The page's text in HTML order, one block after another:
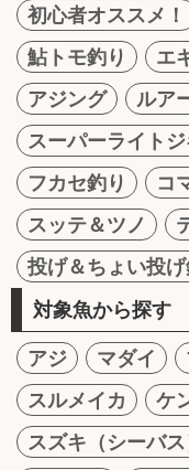
初心者オススメ！
鮎トモ釣り
エ
アジング
ルア
スーパーライト
フカセ釣り
コ
スッテ＆ツノ
投げ＆ちょい投げ
対象魚から探す
アジ マダイ
スルメイカ
ケ
スズキ（シーバス